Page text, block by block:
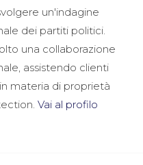
un'indagine
dei partiti politici.
una collaborazione
assistendo clienti
materia di proprietà
Vai al profilo